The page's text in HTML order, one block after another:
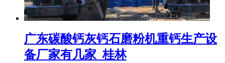
广东碳酸钙灰钙石磨粉机重钙生产设
备厂家有几家_桂林